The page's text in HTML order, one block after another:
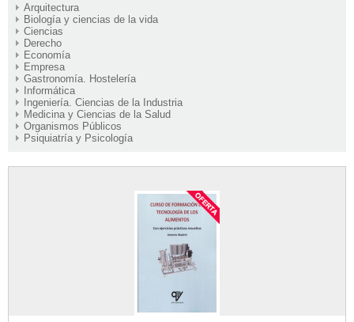
Arquitectura
Biología y ciencias de la vida
Ciencias
Derecho
Economía
Empresa
Gastronomía. Hostelería
Informática
Ingeniería. Ciencias de la Industria
Medicina y Ciencias de la Salud
Organismos Públicos
Psiquiatría y Psicología